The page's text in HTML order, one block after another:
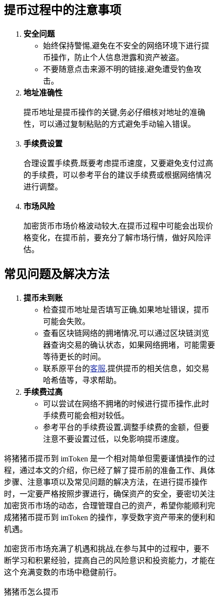
提币过程中的注意事项
安全问题
始终保持警惕,避免在不安全的网络环境下进行提
币操作，防止个人信息泄露和资产被盗。
不要随意点击来源不明的链接,避免遭受钓鱼攻
击。
地址准确性
提币地址是提币操作的关键,务必仔细核对地址的准确
性，可以通过复制粘贴的方式避免手动输入错误。
手续费设置
合理设置手续费,既要考虑提币速度，又要避免支付过高
的手续费，可以参考平台的建议手续费或根据网络情况
进行调整。
市场风险
加密货币市场价格波动较大,在提币过程中可能会出现价
格变化，在提币前，要充分了解市场行情，做好风险评
估。
常见问题及解决方法
提币未到账
检查提币地址是否填写正确,如果地址错误，提币
可能会失败。
查看区块链网络的拥堵情况,可以通过区块链浏览
器查询交易的确认状态，如果网络拥堵，可能需要
等待更长的时间。
联系原平台的客服,提供提币的相关信息，如交易
哈希值等，寻求帮助。
手续费过高
可以尝试在网络不拥堵的时候进行提币操作,此时
手续费可能会相对较低。
参考平台的手续费设置,调整手续费的金额，但要
注意不要设置过低，以免影响提币速度。
将猪猪币提币到 imToken 是一个相对简单但需要谨慎操作的过
程，通过本文的介绍，你已经了解了提币前的准备工作、具体
步骤、注意事项以及常见问题的解决方法，在进行提币操作
时，一定要严格按照步骤进行，确保资产的安全，要密切关注
加密货币市场的动态，合理管理自己的资产，希望你能顺利完
成猪猪币提币到 imToken 的操作，享受数字资产带来的便利和
机遇。
加密货币市场充满了机遇和挑战,在参与其中的过程中，要不
断学习和积累经验，提高自己的风险意识和投资能力，才能在
这个充满变数的市场中稳健前行。
猪猪币怎么提币